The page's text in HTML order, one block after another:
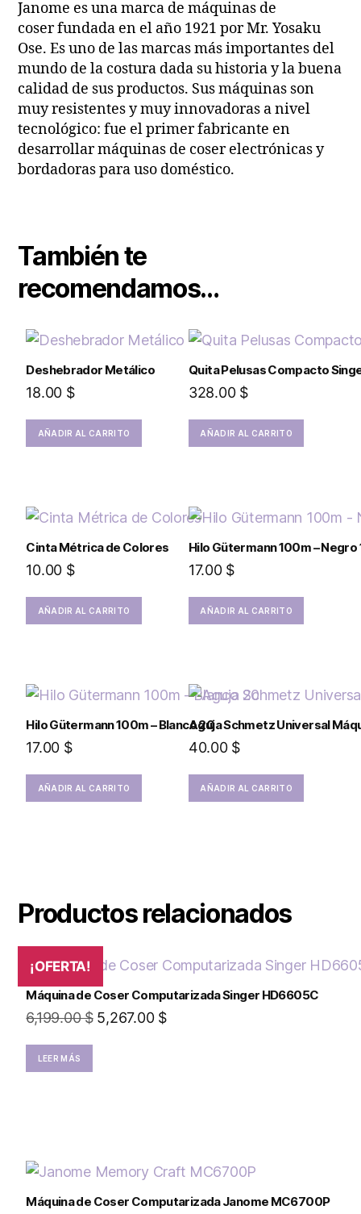
Janome es una marca de máquinas de
coser fundada en el año 1921 por Mr. Yosaku
Ose. Es uno de las marcas más importantes del
mundo de la costura dada su historia y la buena
calidad de sus productos. Sus máquinas son
muy resistentes y muy innovadoras a nivel
tecnológico: fue el primer fabricante en
desarrollar máquinas de coser electrónicas y
bordadoras para uso doméstico.
También te
recomendamos…
Deshebrador Metálico
18.00 $
AÑADIR AL CARRITO
Quita Pelusas Compacto
328.00 $
AÑADIR AL CARRITO
Cinta Métrica de Colores
10.00 $
AÑADIR AL CARRITO
Hilo Gütermann 100m – Negro
17.00 $
AÑADIR AL CARRITO
Hilo Gütermann 100m – Blanco 20
17.00 $
AÑADIR AL CARRITO
Aguja Schmetz Universal
40.00 $
AÑADIR AL CARRITO
Productos relacionados
¡OFERTA!
Máquina de Coser Computarizada Singer HD6605C
6,199.00$ 5,267.00 $
LEER MÁS
Máquina de Coser Computarizada Janome MC6700P